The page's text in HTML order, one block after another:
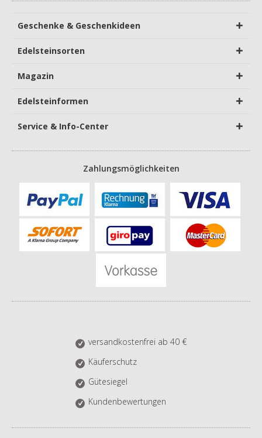
Geschenke & Geschenkideen
Edelsteinsorten
Magazin
Edelsteinformen
Service & Info-Center
Zahlungsmöglichkeiten
versandkostenfrei ab 40 €
Käuferschutz
Gütesiegel
Kundenbewertungen